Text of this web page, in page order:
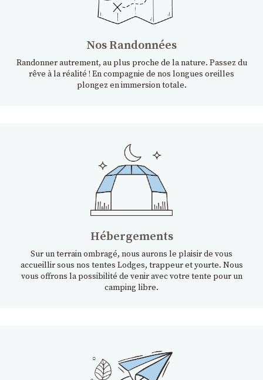
Nos Randonnées
Randonner autrement, au plus proche de la nature. Passez du
rêve à la réalité ! En compagnie de nos longues oreilles
plongez en immersion totale.
Hébergements
Sur un terrain ombragé, nous aurons le plaisir de vous
accueillir sous nos tentes Lodges, trappeur et yourte. Nous
vous offrons la possibilité de venir avec votre tente pour un
camping libre.